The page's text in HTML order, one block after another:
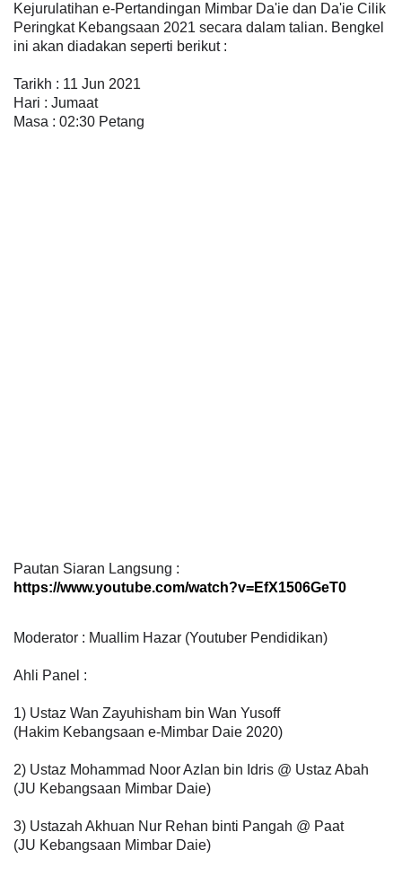
Kejurulatihan e-Pertandingan Mimbar Da'ie dan Da'ie Cilik
Peringkat Kebangsaan 2021 secara dalam talian. Bengkel
ini akan diadakan seperti berikut :
Tarikh : 11 Jun 2021
Hari : Jumaat
Masa : 02:30 Petang
Pautan Siaran Langsung :
https://www.youtube.com/watch?v=EfX1506GeT0
Moderator : Muallim Hazar (Youtuber Pendidikan)
Ahli Panel :
1) Ustaz Wan Zayuhisham bin Wan Yusoff
(Hakim Kebangsaan e-Mimbar Daie 2020)
2) Ustaz Mohammad Noor Azlan bin Idris @ Ustaz Abah
(JU Kebangsaan Mimbar Daie)
3) Ustazah Akhuan Nur Rehan binti Pangah @ Paat
(JU Kebangsaan Mimbar Daie)